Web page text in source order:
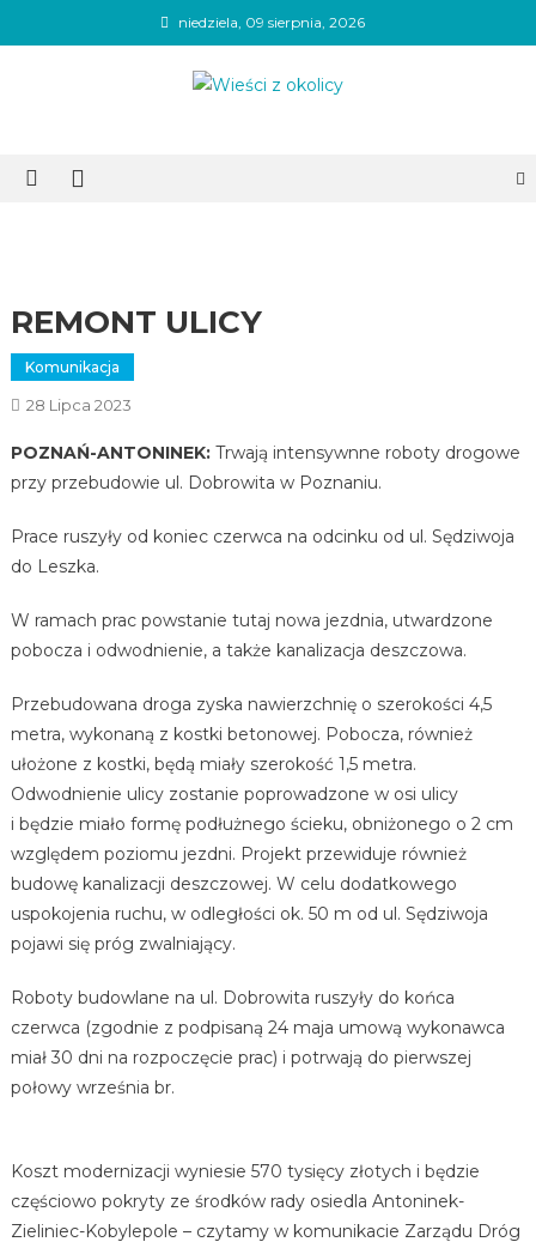
to
niedziela, 09 sierpnia, 2026
REMONT ULICY
Komunikacja
28 Lipca 2023
POZNAŃ-ANTONINEK: Trwają intensywnne roboty drogowe
przy przebudowie ul. Dobrowita w Poznaniu.
Prace ruszyły od koniec czerwca na odcinku od ul. Sędziwoja
do Leszka.
W ramach prac powstanie tutaj nowa jezdnia, utwardzone
pobocza i odwodnienie, a także kanalizacja deszczowa.
Przebudowana droga zyska nawierzchnię o szerokości 4,5
metra, wykonaną z kostki betonowej. Pobocza, również
ułożone z kostki, będą miały szerokość 1,5 metra.
Odwodnienie ulicy zostanie poprowadzone w osi ulicy
i będzie miało formę podłużnego ścieku, obniżonego o 2 cm
względem poziomu jezdni. Projekt przewiduje również
budowę kanalizacji deszczowej. W celu dodatkowego
uspokojenia ruchu, w odległości ok. 50 m od ul. Sędziwoja
pojawi się próg zwalniający.
Roboty budowlane na ul. Dobrowita ruszyły do końca
czerwca (zgodnie z podpisaną 24 maja umową wykonawca
miał 30 dni na rozpoczęcie prac) i potrwają do pierwszej
połowy września br.
Koszt modernizacji wyniesie 570 tysięcy złotych i będzie
częściowo pokryty ze środków rady osiedla Antoninek-
Zieliniec-Kobylepole – czytamy w komunikacie Zarządu Dróg